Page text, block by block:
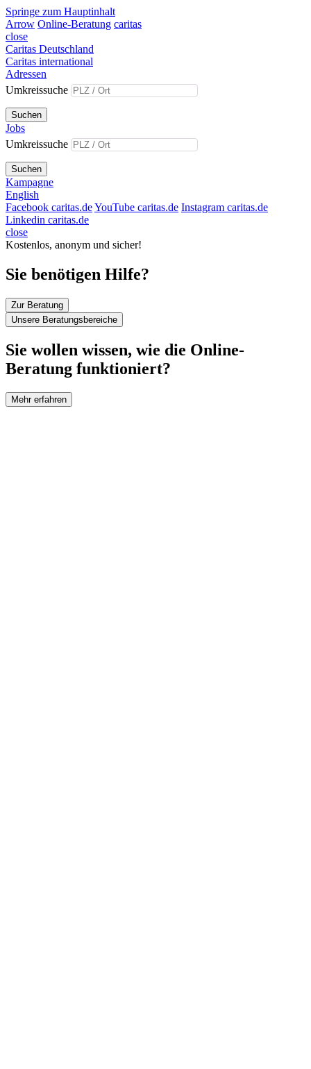
Springe zum Hauptinhalt
Arrow Online-Beratung caritas
close
Caritas Deutschland
Caritas international
Adressen
Umkreissuche
Suchen
Jobs
Umkreissuche
Suchen
Kampagne
English
Facebook caritas.deYouTube caritas.de Instagram caritas.de
Linkedin caritas.de
close
Kostenlos, anonym und sicher!
Sie benötigen Hilfe?
Zur Beratung
Unsere Beratungsbereiche
Sie wollen wissen, wie die Online-
Beratung funktioniert?
Mehr erfahren